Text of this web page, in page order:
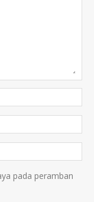
pada peramban